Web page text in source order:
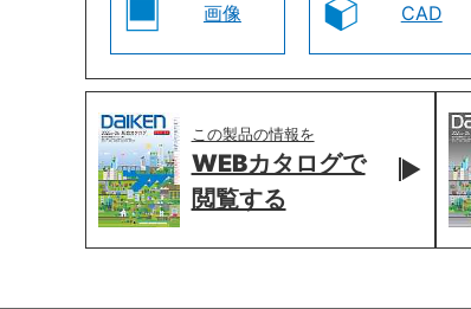
画像 CAD
この製品の情報を
WEBカタログで
閲覧する